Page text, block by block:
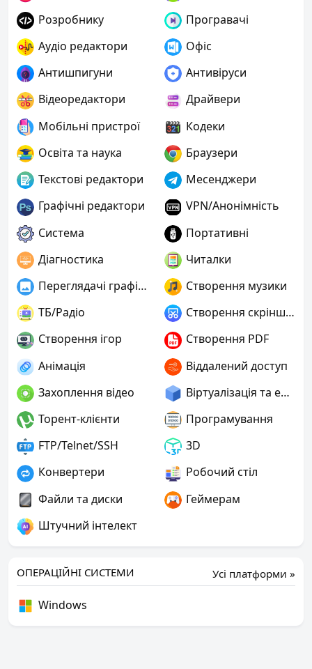
Розробнику
Програвачі
Аудіо редактори
Офіс
Антишпигуни
Антивіруси
Відеоредактори
Драйвери
Мобільні пристрої
Кодеки
Освіта та наука
Браузери
Текстові редактори
Месенджери
Графічні редактори
VPN/Анонімність
Система
Портативні
Діагностика
Читалки
Переглядачі графіки
Створення музики
ТБ/Радіо
Створення скріншотів
Створення ігор
Створення PDF
Анімація
Віддалений доступ
Захоплення відео
Віртуалізація та емуляція
Торент-клієнти
Програмування
FTP/Telnet/SSH
3D
Конвертери
Робочий стіл
Файли та диски
Геймерам
Штучний інтелект
Усі платформи »
ОПЕРАЦІЙНІ СИСТЕМИ
Windows